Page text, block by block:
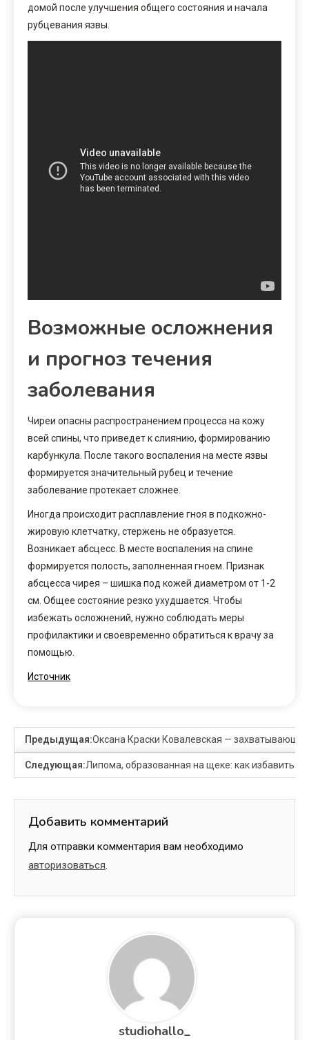
домой после улучшения общего состояния и начала
рубцевания язвы.
Возможные осложнения
и прогноз течения
заболевания
Чиреи опасны распространением процесса на кожу
всей спины, что приведет к слиянию, формированию
карбункула. После такого воспаления на месте язвы
формируется значительный рубец и течение
заболевание протекает сложнее.
Иногда происходит расплавление гноя в подкожно-
жировую клетчатку, стержень не образуется.
Возникает абсцесс. В месте воспаления на спине
формируется полость, заполненная гноем. Признак
абсцесса чирея – шишка под кожей диаметром от 1-2
см. Общее состояние резко ухудшается. Чтобы
избежать осложнений, нужно соблюдать меры
профилактики и своевременно обратиться к врачу за
помощью.
Источник
Предыдущая:Оксана Краски Ковалевская —
Следующая:Липома, образованная на щеке: как избавиться
Добавить комментарий
Для отправки комментария вам необходимо
авторизоваться.
studiohallo_